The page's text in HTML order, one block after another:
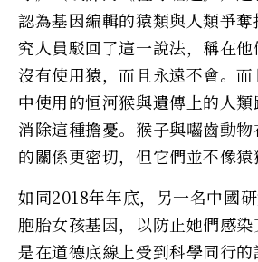
認為基因編輯的猿類與人類爭
究人員駁回了這一說法，稱在
沒有使用猿，而且永遠不會。
中使用的恒河猴與遺傳上的人
消除這種擔憂。猴子與囓齒動
的關係更密切，但它們並不像猿
如同2018年年底，另一名中國
胞胎女孩基因，以防止她們感
是在道德底線上受到科學同行